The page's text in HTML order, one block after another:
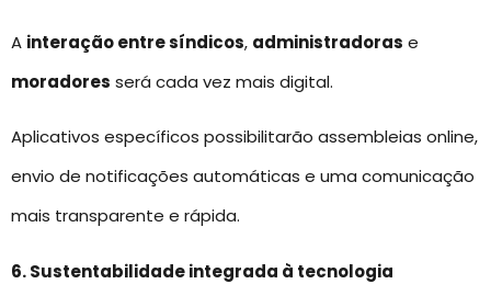
A interação entre síndicos, administradoras e
moradores será cada vez mais digital.
Aplicativos específicos possibilitarão assembleias online,
envio de notificações automáticas e uma comunicação
mais transparente e rápida.
6. Sustentabilidade integrada à tecnologia